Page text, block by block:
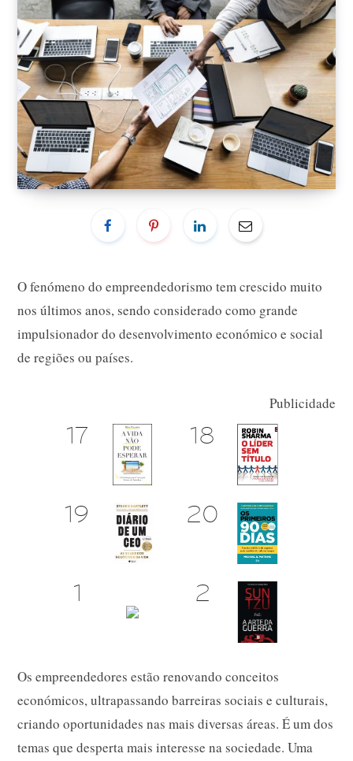
O fenómeno do empreendedorismo tem crescido muito
nos últimos anos, sendo considerado como grande
impulsionador do desenvolvimento económico e social
de regiões ou países.
Publicidade
Os empreendedores estão renovando conceitos
económicos, ultrapassando barreiras sociais e culturais,
criando oportunidades nas mais diversas áreas. É um dos
temas que desperta mais interesse na sociedade. Uma